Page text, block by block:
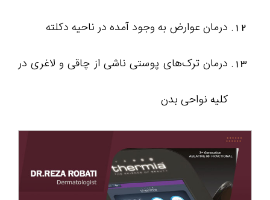
درمان عوارض به وجود آمده در ناحیه دکلته
درمان ترک‌های پوستی ناشی از چاقی و لاغری در
کلیه نواحی بدن